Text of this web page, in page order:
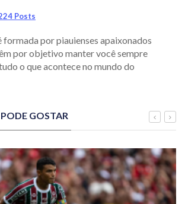
Posts
formada por piauienses apaixonados
por objetivo manter você sempre
o que acontece no mundo do
GOSTAR